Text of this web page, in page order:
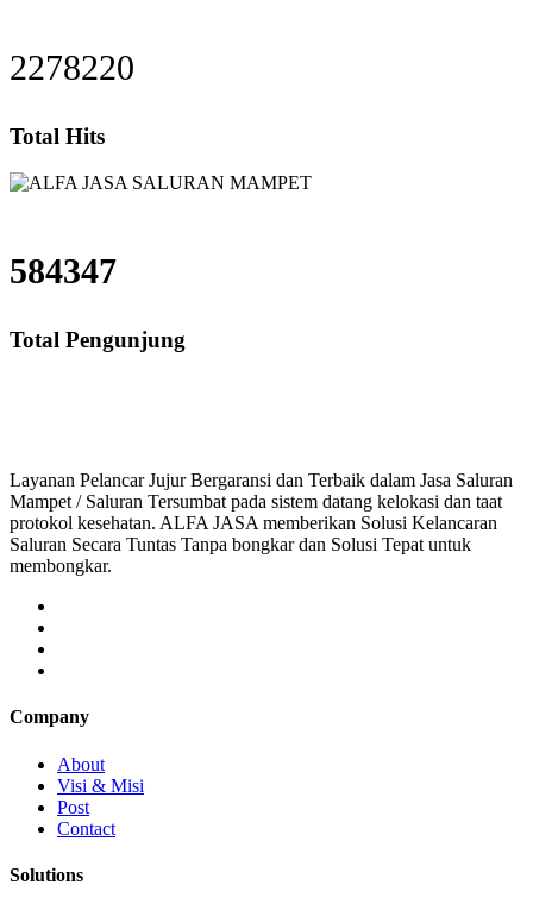
2278220
Total Hits
584347
Total Pengunjung
Layanan Pelancar Jujur Bergaransi dan Terbaik dalam Jasa Saluran
Mampet / Saluran Tersumbat pada sistem datang kelokasi dan taat
protokol kesehatan. ALFA JASA memberikan Solusi Kelancaran
Saluran Secara Tuntas Tanpa bongkar dan Solusi Tepat untuk
membongkar.
Company
About
Visi & Misi
Post
Contact
Solutions